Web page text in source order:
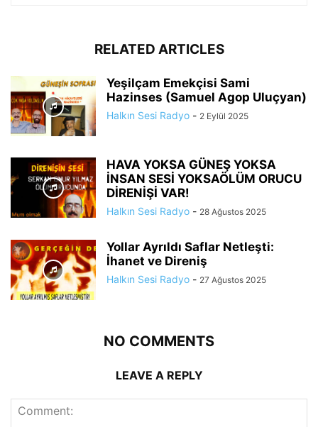
RELATED ARTICLES
Yeşilçam Emekçisi Sami
Hazinses (Samuel Agop Uluçyan)
Halkın Sesi Radyo - 2 Eylül 2025
HAVA YOKSA GÜNEŞ YOKSA
İNSAN SESİ YOKSAÖLÜM ORUCU
DİRENİŞİ VAR!
Halkın Sesi Radyo - 28 Ağustos 2025
Yollar Ayrıldı Saflar Netleşti:
İhanet ve Direniş
Halkın Sesi Radyo - 27 Ağustos 2025
NO COMMENTS
LEAVE A REPLY